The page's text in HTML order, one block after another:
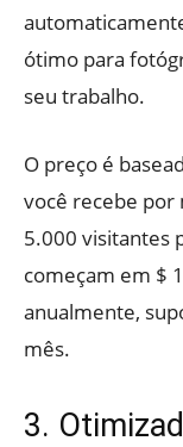
ótimo para
seu trabalho.
O preço é
você recebe por
5.000 visitantes
começam em $
anualmente,
mês.
3.